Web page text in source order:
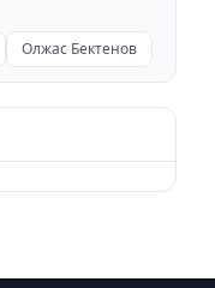
Олжас Бектенов